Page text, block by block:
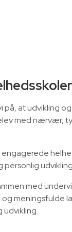
på, at udvikling
med nærvær,
med
meningsfulde
udvikling.